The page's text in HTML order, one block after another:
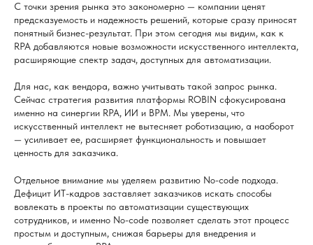
С точки зрения рынка это закономерно — компании ценят
предсказуемость и надежность решений, которые сразу приносят
понятный бизнес-результат. При этом сегодня мы видим, как к
RPA добавляются новые возможности искусственного интеллекта,
расширяющие спектр задач, доступных для автоматизации.
Для нас, как вендора, важно учитывать такой запрос рынка.
Сейчас стратегия развития платформы ROBIN сфокусирована
именно на синергии RPA, ИИ и BPM. Мы уверены, что
искусственный интеллект не вытесняет роботизацию, а наоборот
— усиливает ее, расширяет функциональность и повышает
ценность для заказчика.
Отдельное внимание мы уделяем развитию No-code подхода.
Дефицит ИТ-кадров заставляет заказчиков искать способы
вовлекать в проекты по автоматизации существующих
сотрудников, и именно No-code позволяет сделать этот процесс
простым и доступным, снижая барьеры для внедрения и